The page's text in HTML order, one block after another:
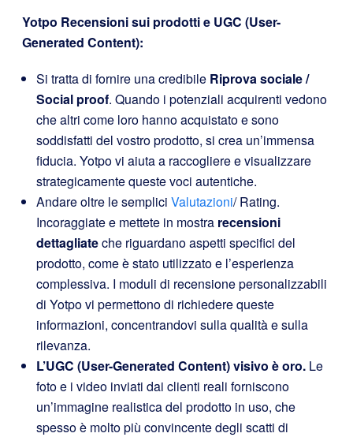
Yotpo Recensioni sui prodotti e UGC (User-
Generated Content):
Si tratta di fornire una credibile Riprova sociale /
Social proof. Quando i potenziali acquirenti vedono
che altri come loro hanno acquistato e sono
soddisfatti del vostro prodotto, si crea un’immensa
fiducia. Yotpo vi aiuta a raccogliere e visualizzare
strategicamente queste voci autentiche.
Andare oltre le semplici Valutazioni/ Rating.
Incoraggiate e mettete in mostra recensioni
dettagliateche riguardano aspetti specifici del
prodotto, come è stato utilizzato e l’esperienza
complessiva. I moduli di recensione personalizzabili
di Yotpo vi permettono di richiedere queste
informazioni, concentrandovi sulla qualità e sulla
rilevanza.
L’UGC (User-Generated Content) visivo è oro. Le
foto e i video inviati dai clienti reali forniscono
un’immagine realistica del prodotto in uso, che
spesso è molto più convincente degli scatti di